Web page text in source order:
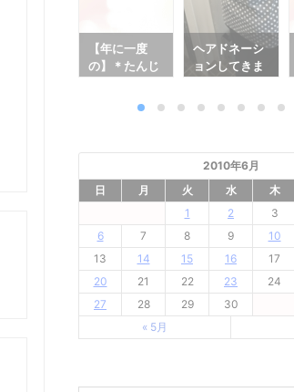
【年に一度
の】＊たんじ
ヘアドネーシ
ョンしてきま
2010年6月
日
月 火 水 木
1
2 3
6
7 8 9 10
13
14 15 16 17
20
21 22 23 24
27
28 29
30
« 5月